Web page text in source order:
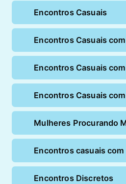
Encontros Casuais
Encontros Casuais
Encontros Casuais
Encontros Casuais
Mulheres Procurando
Encontros casuais
Encontros Discretos